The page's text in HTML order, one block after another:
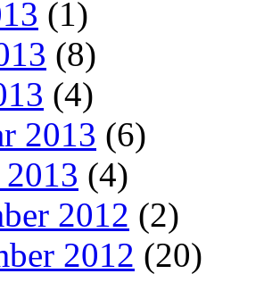
(1)
(8)
(4)
2013 (6)
2013 (4)
2012 (2)
2012 (20)